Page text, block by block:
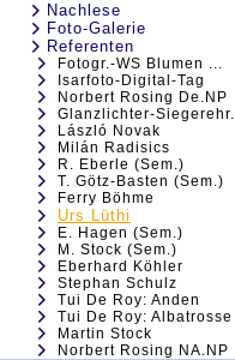
Nachlese
Foto-Galerie
Referenten
Fotogr.-WS Blumen ...
Isarfoto-Digital-Tag
Norbert Rosing De.NP
Glanzlichter-Siegerehr.
László Novak
Milán Radisics
R. Eberle (Sem.)
T. Götz-Basten (Sem.)
Ferry Böhme
Urs Lüthi
E. Hagen (Sem.)
M. Stock (Sem.)
Eberhard Köhler
Stephan Schulz
Tui De Roy: Anden
Tui De Roy: Albatrosse
Martin Stock
Norbert Rosing NA.NP